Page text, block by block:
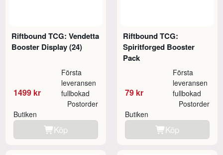
Riftbound TCG: Vendetta
Booster Display (24)
1499 kr
Första
leveransen
fullbokad
Butiken
Postorder
Köp
Riftbound TCG:
Spiritforged Booster
Pack
79 kr
Första
leveransen
fullbokad
Butiken
Postorder
Köp